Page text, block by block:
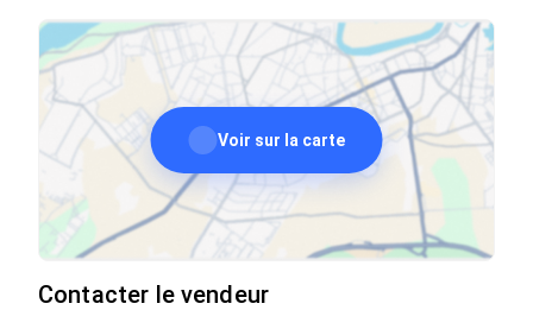
Voir sur la carte
Contacter le vendeur